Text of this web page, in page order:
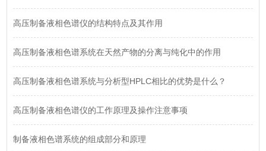
高压制备液相色谱仪的结构特点及其作用
高压制备液相色谱系统在天然产物的分离与纯化中的作用
高压制备液相色谱系统与分析型HPLC相比的优势是什么？
高压制备液相色谱仪的工作原理及操作注意事项
制备液相色谱系统的组成部分和原理